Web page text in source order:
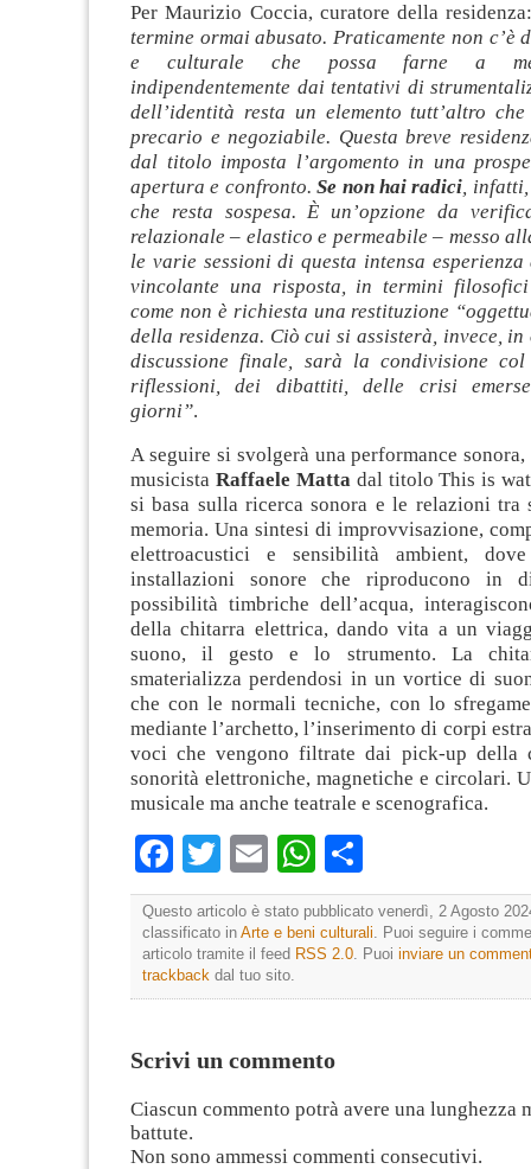
Per Maurizio Coccia, curatore della
termine ormai abusato. Praticamente non c’è
e culturale che possa farne a
indipendentemente dai tentativi di
dell’identità resta un elemento tutt’altro
precario e negoziabile. Questa breve
dal titolo imposta l’argomento in una
apertura e confronto.Se non hai radici, infatti,
che resta sospesa. È un’opzione da
relazionale – elastico e permeabile – messo
le varie sessioni di questa intensa
vincolante una risposta, in termini
come non è richiesta una restituzione
della residenza. Ciò cui si assisterà, invece,
discussione finale, sarà la condivisione
riflessioni, dei dibattiti, delle crisi
giorni”.
A seguire si svolgerà una performance
musicista Raffaele Mattadal titolo This is
si basa sulla ricerca sonora e le relazioni tra
memoria. Una sintesi di improvvisazione,
elettroacustici e sensibilità ambient,
installazioni sonore che riproducono in
possibilità timbriche dell’acqua,
della chitarra elettrica, dando vita a un
suono, il gesto e lo strumento. La
smaterializza perdendosi in un vortice di
che con le normali tecniche, con lo
mediante l’archetto, l’inserimento di corpi
voci che vengono filtrate dai pick-up della
sonorità elettroniche, magnetiche e circolari.
musicale ma anche teatrale e scenografica.
Facebook
TwitterEmailWhatsApp
Questo articolo è stato pubblicato venerdì, 2 Agosto
classificato in Arte e beni culturali . Puoi seguire i
articolo tramite il feed RSS 2.0 . Puoi inviare un
trackback dal tuo sito.
Scrivi un commento
Ciascun commento potrà avere una lunghezza
battute.
Non sono ammessi commenti consecutivi.